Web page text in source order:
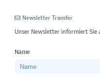
Newsletter Transfer
Unser Newsletter informiert Sie
Name